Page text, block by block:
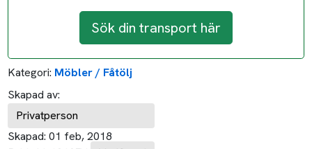
Sök din transport här
Kategori: Möbler / Fåtölj
Skapad av:
Privatperson
Skapad: 01 feb, 2018